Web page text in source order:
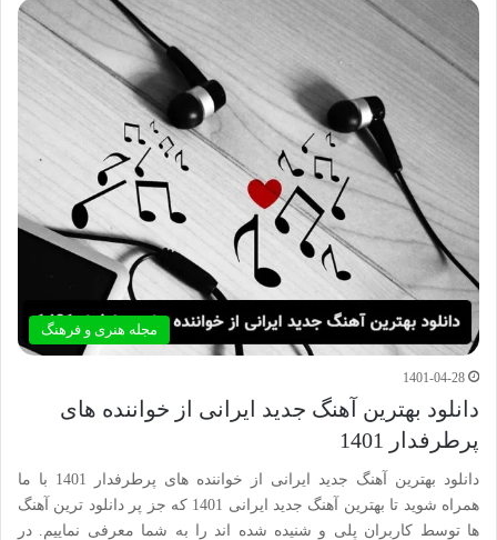
مجله هنری و فرهنگ
1401-04-28
دانلود بهترین آهنگ جدید ایرانی از خواننده های
پرطرفدار 1401
دانلود بهترین آهنگ جدید ایرانی از خواننده های پرطرفدار 1401 با ما
همراه شوید تا بهترین آهنگ جدید ایرانی 1401 که جز پر دانلود ترین آهنگ
ها توسط کاربران پلی و شنیده شده اند را به شما معرفی نماییم. در